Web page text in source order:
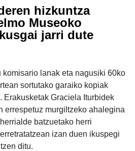
hizkuntza
Museoko
jarri dute
komisario lanak eta nagusiki 60ko
sortutako garaiko kopiak
Erakusketak Graciela Iturbidek
errespetuz murgiltzeko ahalegina
batzuetako herri
izan duen ikuspegi
ditu.